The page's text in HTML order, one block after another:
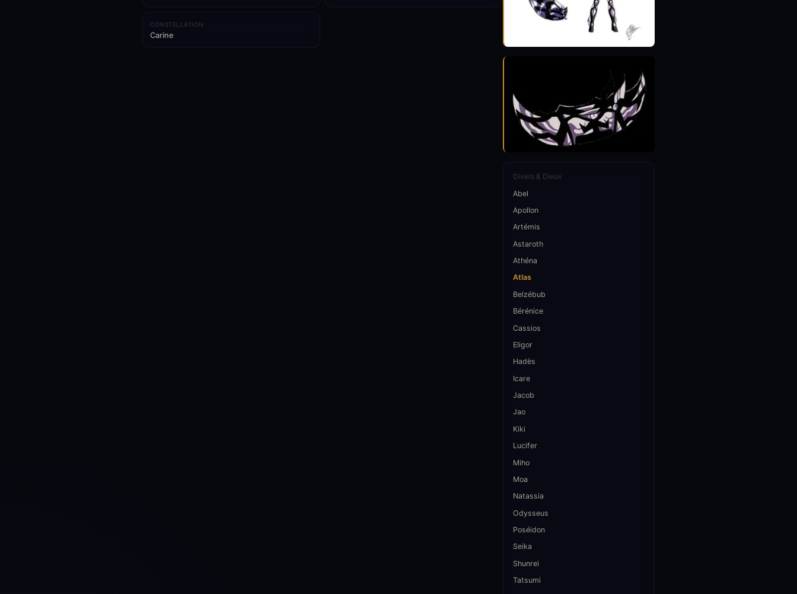
CONSTELLATION
Carine
Divers & Dieux
Abel
Apollon
Artémis
Astaroth
Athéna
Atlas
Belzébub
Bérénice
Cassios
Eligor
Hadès
Icare
Jacob
Jao
Kiki
Lucifer
Miho
Moa
Natassia
Odysseus
Poséidon
Seika
Shunrei
Tatsumi